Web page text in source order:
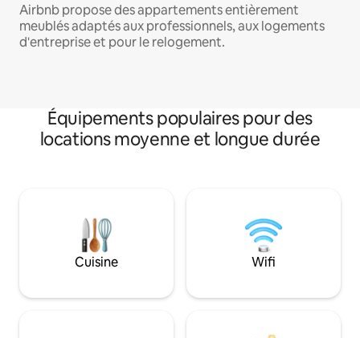
Airbnb propose des appartements entièrement
meublés adaptés aux professionnels, aux logements
d'entreprise et pour le relogement.
Équipements populaires pour des
locations moyenne et longue durée
Cuisine Wifi